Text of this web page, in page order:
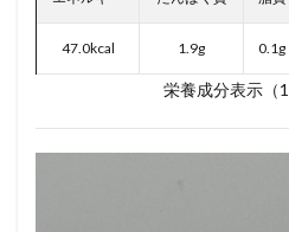
47.0kcal 1.9g 0.1g
栄養成分表示（